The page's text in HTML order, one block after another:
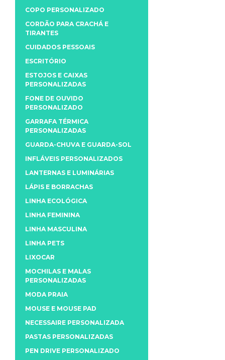
COPO PERSONALIZADO
CORDÃO PARA CRACHÁ E
TIRANTES
CUIDADOS PESSOAIS
ESCRITÓRIO
ESTOJOS E CAIXAS
PERSONALIZADAS
FONE DE OUVIDO
PERSONALIZADO
GARRAFA TÉRMICA
PERSONALIZADAS
GUARDA-CHUVA E GUARDA-SOL
INFLÁVEIS PERSONALIZADOS
LANTERNAS E LUMINÁRIAS
LÁPIS E BORRACHAS
LINHA ECOLÓGICA
LINHA FEMININA
LINHA MASCULINA
LINHA PETS
LIXOCAR
MOCHILAS E MALAS
PERSONALIZADAS
MODA PRAIA
MOUSE E MOUSE PAD
NECESSAIRE PERSONALIZADA
PASTAS PERSONALIZADAS
PEN DRIVE PERSONALIZADO